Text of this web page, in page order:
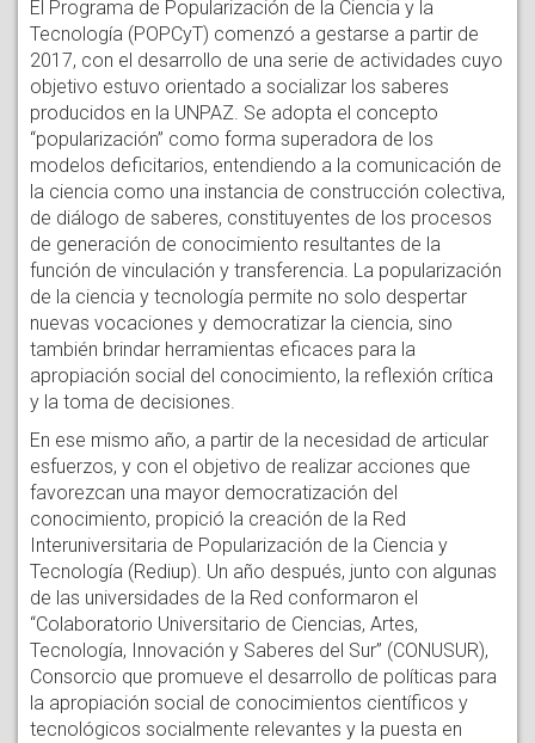
El Programa de Popularización de la Ciencia y la
Tecnología (POPCyT) comenzó a gestarse a partir de
2017, con el desarrollo de una serie de actividades cuyo
objetivo estuvo orientado a socializar los saberes
producidos en la UNPAZ. Se adopta el concepto
“popularización” como forma superadora de los
modelos deficitarios, entendiendo a la comunicación de
la ciencia como una instancia de construcción colectiva,
de diálogo de saberes, constituyentes de los procesos
de generación de conocimiento resultantes de la
función de vinculación y transferencia. La popularización
de la ciencia y tecnología permite no solo despertar
nuevas vocaciones y democratizar la ciencia, sino
también brindar herramientas eficaces para la
apropiación social del conocimiento, la reflexión crítica
y la toma de decisiones.
En ese mismo año, a partir de la necesidad de articular
esfuerzos, y con el objetivo de realizar acciones que
favorezcan una mayor democratización del
conocimiento, propició la creación de la Red
Interuniversitaria de Popularización de la Ciencia y
Tecnología (Rediup). Un año después, junto con algunas
de las universidades de la Red conformaron el
“Colaboratorio Universitario de Ciencias, Artes,
Tecnología, Innovación y Saberes del Sur” (CONUSUR),
Consorcio que promueve el desarrollo de políticas para
la apropiación social de conocimientos científicos y
tecnológicos socialmente relevantes y la puesta en